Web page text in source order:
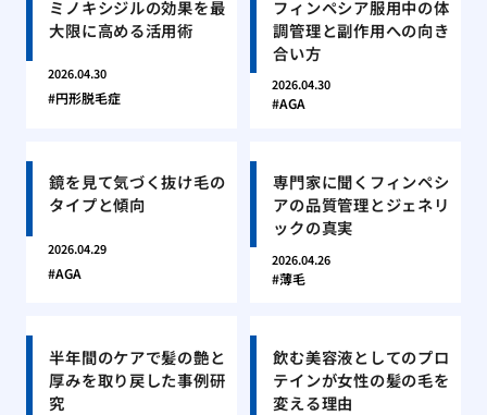
ミノキシジルの効果を最
大限に高める活用術
2026.04.30
円形脱毛症
フィンペシア服用中の体
調管理と副作用への向き
合い方
2026.04.30
AGA
鏡を見て気づく抜け毛の
タイプと傾向
2026.04.29
AGA
専門家に聞くフィンペシ
アの品質管理とジェネリ
ックの真実
2026.04.26
薄毛
半年間のケアで髪の艶と
厚みを取り戻した事例研
究
飲む美容液としてのプロ
テインが女性の髪の毛を
変える理由